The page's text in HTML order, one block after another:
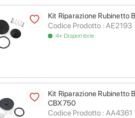
Kit Riparazione Rubinetto
Codice Prodotto : AE2193
4+ Disponibile
Kit Riparazione
CBX750
Codice Prodotto : AA4361